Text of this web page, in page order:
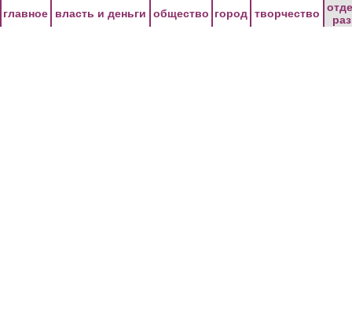
главное власть и деньги общество город творчество